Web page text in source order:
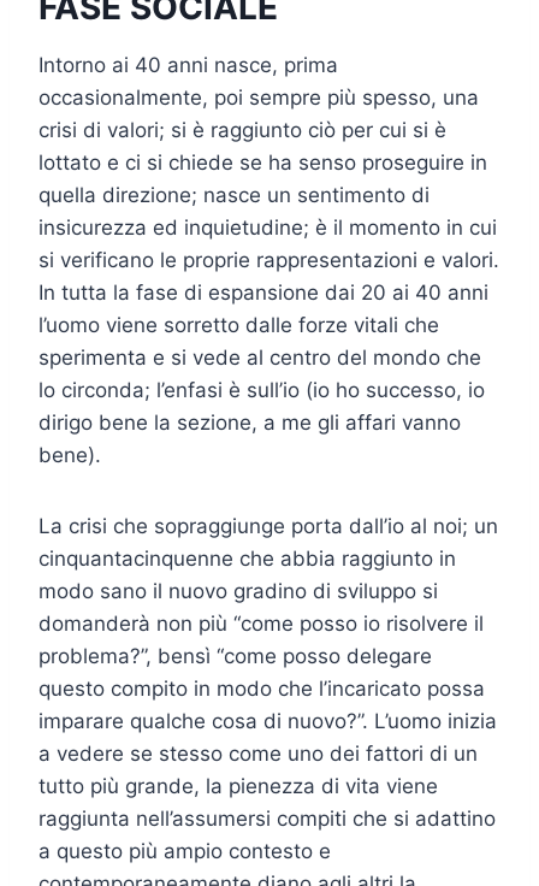
Intorno ai 40 anni nasce, prima
occasionalmente, poi sempre più spesso, una
crisi di valori; si è raggiunto ciò per cui si è
lottato e ci si chiede se ha senso proseguire in
quella direzione; nasce un sentimento di
insicurezza ed inquietudine; è il momento in cui
si verificano le proprie rappresentazioni e valori.
In tutta la fase di espansione dai 20 ai 40 anni
l’uomo viene sorretto dalle forze vitali che
sperimenta e si vede al centro del mondo che
lo circonda; l’enfasi è sull’io (io ho successo, io
dirigo bene la sezione, a me gli affari vanno
bene).
La crisi che sopraggiunge porta dall’io al noi; un
cinquantacinquenne che abbia raggiunto in
modo sano il nuovo gradino di sviluppo si
domanderà non più “come posso io risolvere il
problema?”, bensì “come posso delegare
questo compito in modo che l’incaricato possa
imparare qualche cosa di nuovo?”. L’uomo inizia
a vedere se stesso come uno dei fattori di un
tutto più grande, la pienezza di vita viene
raggiunta nell’assumersi compiti che si adattino
a questo più ampio contesto e